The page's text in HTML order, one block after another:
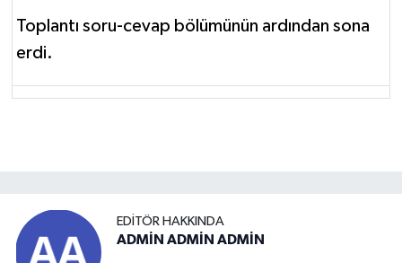
Toplantı soru-cevap bölümünün ardından sona
erdi.
EDITÖR HAKKINDA
ADMİN ADMİN ADMİN